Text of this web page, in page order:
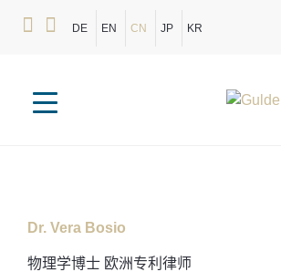
DE EN CN JP KR
Dr. Vera Bosio
物理学博士 欧洲专利律师